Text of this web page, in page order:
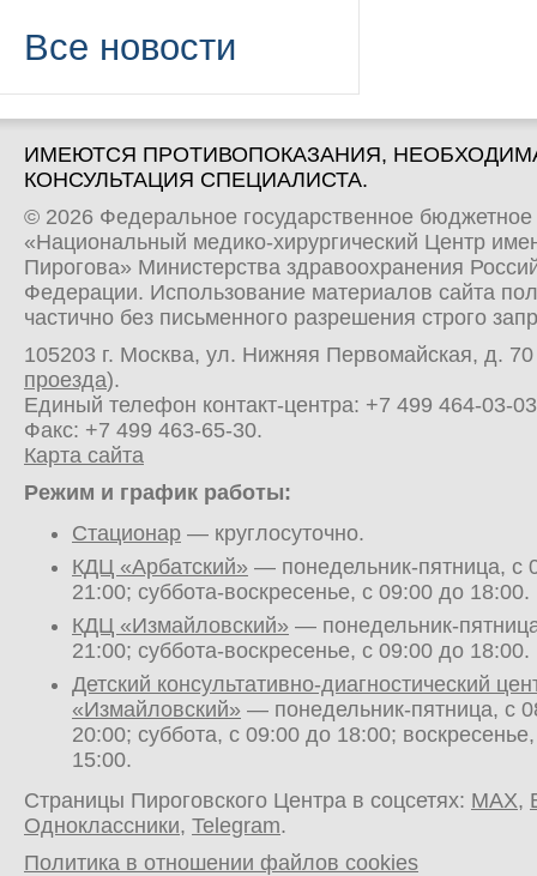
Все новости
ИМЕЮТСЯ ПРОТИВОПОКАЗАНИЯ,
КОНСУЛЬТАЦИЯ СПЕЦИАЛИСТА.
© 2026 Федеральное государственное
«Национальный медико-хирургический Центр
Пирогова» Министерства здравоохранения
Федерации. Использование материалов сайта
частично без письменного разрешения строго
105203 г. Москва, ул. Нижняя Первомайская, д.
проезда).
Единый телефон контакт-центра: +7 499 464-03-03
Факс: +7 499 463-65-30.
Карта сайта
Режим и график работы:
Стационар — круглосуточно.
КДЦ «Арбатский» — понедельник-пятница, с
21:00; суббота-воскресенье, с 09:00 до 18:00.
КДЦ «Измайловский» — понедельник-
21:00; суббота-воскресенье, с 09:00 до 18:00.
Детский консультативно-диагностический
«Измайловский» — понедельник-пятница, с
20:00; суббота, с 09:00 до 18:00;
15:00.
Страницы Пироговского Центра в соцсетях: MAX,
Одноклассники, Telegram.
Политика в отношении файлов cookies